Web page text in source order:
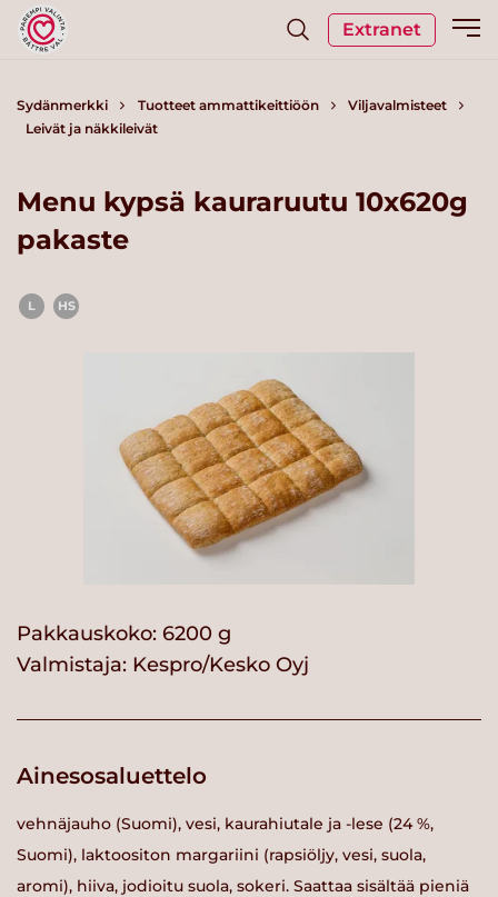
Extranet
Sydänmerkki Tuotteet ammattikeittiöön
Viljavalmisteet
Leivät ja näkkileivät
Menu kypsä kauraruutu 10x620g
pakaste
L HS
Pakkauskoko: 6200 g
Valmistaja: Kespro/Kesko Oyj
Ainesosaluettelo
vehnäjauho (Suomi), vesi, kaurahiutale ja -lese (24 %,
Suomi), laktoositon margariini (rapsiöljy, vesi, suola,
aromi), hiiva, jodioitu suola, sokeri. Saattaa sisältää pieniä